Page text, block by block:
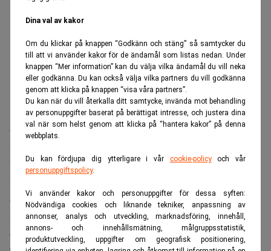
Dina val av kakor
Om du klickar på knappen “Godkänn och stäng” så samtycker du
till att vi använder kakor för de ändamål som listas nedan. Under
knappen “Mer information” kan du välja vilka ändamål du vill neka
eller godkänna. Du kan också välja vilka partners du vill godkänna
genom att klicka på knappen “visa våra partners”.
Du kan när du vill återkalla ditt samtycke, invända mot behandling
av personuppgifter baserat på berättigat intresse, och justera dina
val när som helst genom att klicka på “hantera kakor” på denna
webbplats.
Du kan fördjupa dig ytterligare i vår cookie-policyoch vår
personuppgiftspolicy.
Vi använder kakor och personuppgifter för dessa syften:
Nödvändiga cookies och liknande tekniker, anpassning av
annonser, analys och utveckling, marknadsföring, innehåll,
annons- och innehållsmätning, målgruppsstatistik,
produktutveckling, uppgifter om geografisk positionering,
– Förstapris är 400.000 dollar, andra är 200.000 och sen
trappas det av.
Vilka är Expekt-spelarna? Är det folk som jobbar på
företaget?
– Nej, det är främst folk som har kvalat in på nätet, på vår
sajt. Hördu, nu måste jag gå tillbaka till bordet.
Ok, lycka till!